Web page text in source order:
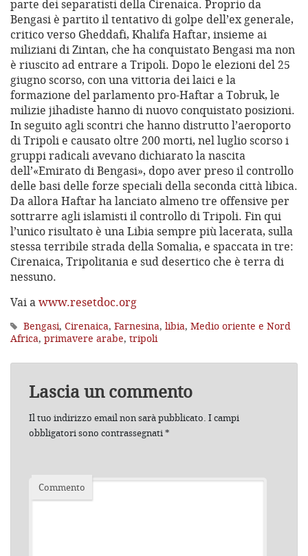
parte dei separatisti della Cirenaica. Proprio da
Bengasi è partito il tentativo di golpe dell’ex generale,
critico verso Gheddafi, Khalifa Haftar, insieme ai
miliziani di Zintan, che ha conquistato Bengasi ma non
è riuscito ad entrare a Tripoli. Dopo le elezioni del 25
giugno scorso, con una vittoria dei laici e la
formazione del parlamento pro-Haftar a Tobruk, le
milizie jihadiste hanno di nuovo conquistato posizioni.
In seguito agli scontri che hanno distrutto l’aeroporto
di Tripoli e causato oltre 200 morti, nel luglio scorso i
gruppi radicali avevano dichiarato la nascita
dell’«Emirato di Bengasi», dopo aver preso il controllo
delle basi delle forze speciali della seconda città libica.
Da allora Haftar ha lanciato almeno tre offensive per
sottrarre agli islamisti il controllo di Tripoli. Fin qui
l’unico risultato è una Libia sempre più lacerata, sulla
stessa terribile strada della Somalia, e spaccata in tre:
Cirenaica, Tripolitania e sud desertico che è terra di
nessuno.
Vai awww.resetdoc.org
Bengasi, Cirenaica, Farnesina, libia, Medio oriente e Nord
Africa, primavere arabe, tripoli
Lascia un commento
Il tuo indirizzo email non sarà pubblicato. I campi
obbligatori sono contrassegnati*
Commento